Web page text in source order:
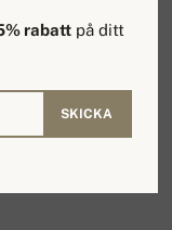
rabatt på ditt
SKICKA